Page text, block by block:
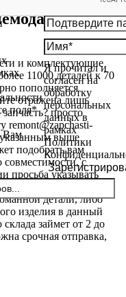
поля*
Вам
Я прочитал и
согласен на
обработку
персональных
данных в
рамках
Политики
в
и комплектующие
11000 деталей к 70
пополняется
отражена лишь
просто
remont@zapchasti-
выше
подобрать вам
совместимости, с
просьба указывать
чемодана. Так же
детали, либо
изделия в данный
займет от 2 до
срочная отправка,